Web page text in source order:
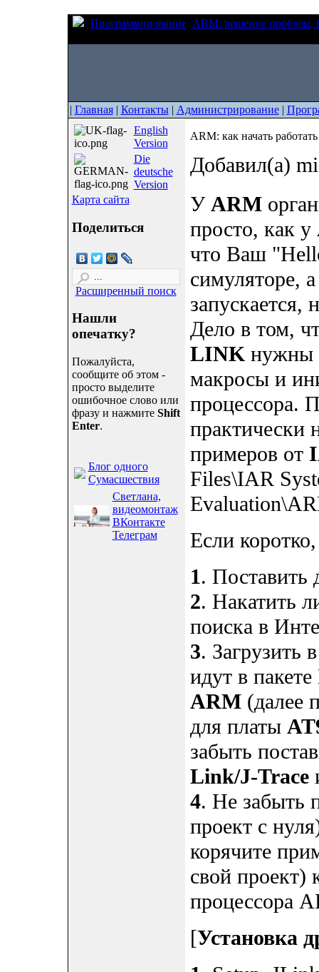
Программирование ARM: решение проблем,
| Главная| Контакты| Администрирование|
English
Version
Die
deutsche
Version
Карта сайта
Поделиться
Расширенный поиск
Нашли
опечатку?
Пожалуйста,
сообщите об этом -
просто выделите
ошибочное слово или
фразу и нажмите Shift
Enter.
Блог одного
Сумасшествия
Светлана,
видеомонтаж
ВКонтакте
Телеграм
ARM: как начать
Добавил(а)
У ARM
просто, как у
что Ваш
симуляторе,
запускается,
Дело в том,
LINKнужны
макросы и
процессора.
практически
примеров от
Files\IAR
Если
1. Поставить
2. Накатить
поиска в
3. Загрузить
идут в пакете
ARM(далее
для платы
забыть
Link/J-Trace
4. Не забыть
проект с
корячите
свой проект)
процессора
[Установка